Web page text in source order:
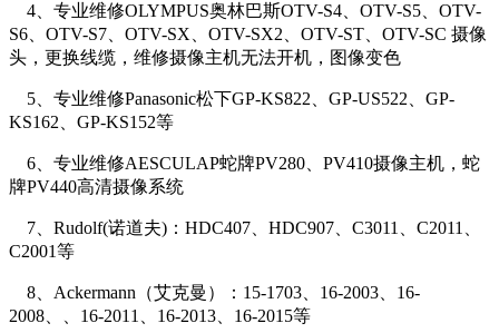
4、专业维修OLYMPUS奥林巴斯OTV-S4、OTV-S5、OTV-
S6、OTV-S7、OTV-SX、OTV-SX2、OTV-ST、OTV-SC 摄像
头，更换线缆，维修摄像主机无法开机，图像变色
5、专业维修Panasonic松下GP-KS822、GP-US522、GP-
KS162、GP-KS152等
6、专业维修AESCULAP蛇牌PV280、PV410摄像主机，蛇
牌PV440高清摄像系统
7、Rudolf(诺道夫)：HDC407、HDC907、C3011、C2011、
C2001等
8、Ackermann（艾克曼）：15-1703、16-2003、16-
2008、、16-2011、16-2013、16-2015等